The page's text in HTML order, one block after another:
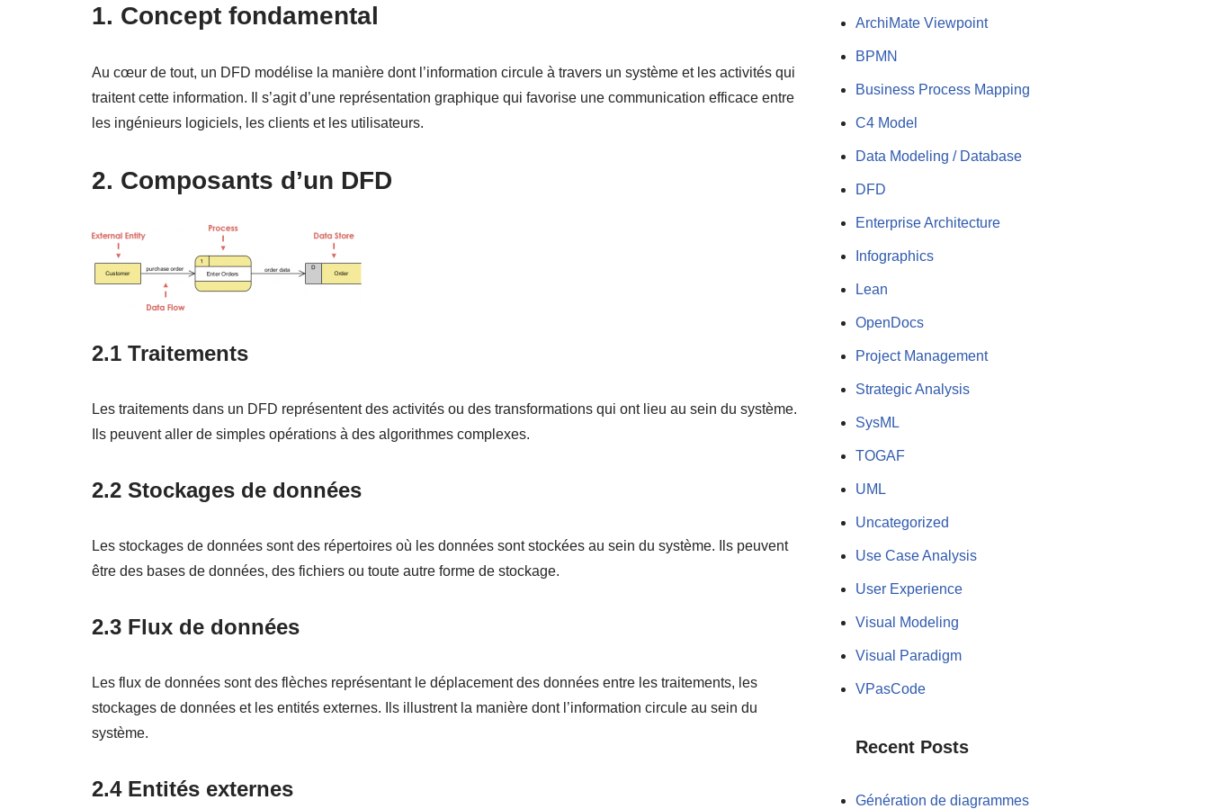
1. Concept fondamental
Au cœur de tout, un DFD modélise la manière dont l’information circule à travers un système et les activités qui
traitent cette information. Il s’agit d’une représentation graphique qui favorise une communication efficace entre
les ingénieurs logiciels, les clients et les utilisateurs.
2. Composants d’un DFD
2.1 Traitements
Les traitements dans un DFD représentent des activités ou des transformations qui ont lieu au sein du système.
Ils peuvent aller de simples opérations à des algorithmes complexes.
2.2 Stockages de données
Les stockages de données sont des répertoires où les données sont stockées au sein du système. Ils peuvent
être des bases de données, des fichiers ou toute autre forme de stockage.
2.3 Flux de données
Les flux de données sont des flèches représentant le déplacement des données entre les traitements, les
stockages de données et les entités externes. Ils illustrent la manière dont l’information circule au sein du
système.
2.4 Entités externes
ArchiMate Viewpoint
BPMN
Business Process Mapping
C4 Model
Data Modeling / Database
DFD
Enterprise Architecture
Infographics
Lean
OpenDocs
Project Management
Strategic Analysis
SysML
TOGAF
UML
Uncategorized
Use Case Analysis
User Experience
Visual Modeling
Visual Paradigm
VPasCode
Recent Posts
Génération de diagrammes